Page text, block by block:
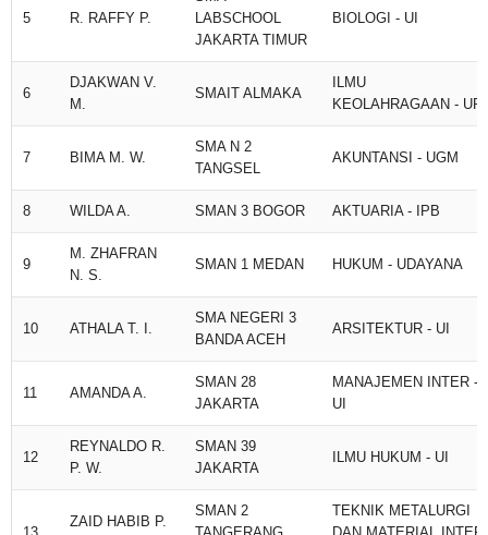
5 R. RAFFY P.
LABSCHOOL
JAKARTA TIMUR
BIOLOGI - UI
6
DJAKWAN V.
M.
SMAIT ALMAKA
ILMU
KEOLAHRAGAAN - UPI
7 BIMA M. W.
SMA N 2
TANGSEL
AKUNTANSI - UGM
8 WILDA A. SMAN 3 BOGOR AKTUARIA - IPB
9
M. ZHAFRAN
N. S.
SMAN 1 MEDAN HUKUM - UDAYANA
10 ATHALA T. I.
SMA NEGERI 3
BANDA ACEH
ARSITEKTUR - UI
11 AMANDA A.
SMAN 28
JAKARTA
MANAJEMEN INTER -
UI
12
REYNALDO R.
P. W.
SMAN 39
JAKARTA
ILMU HUKUM - UI
ZAID HABIB P.
SMAN 2
TEKNIK METALURGI